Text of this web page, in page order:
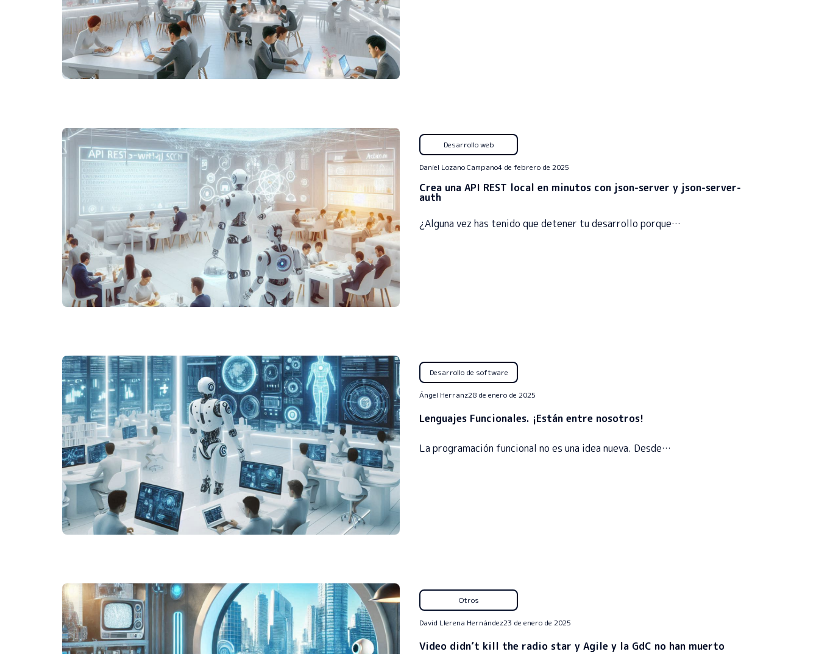
Desarrollo web
Daniel Lozano Campano4 de febrero de 2025
Crea una API REST local en minutos con json-server y json-server-
auth
¿Alguna vez has tenido que detener tu desarrollo porque…
Desarrollo de software
Ángel Herranz28 de enero de 2025
Lenguajes Funcionales. ¡Están entre nosotros!
La programación funcional no es una idea nueva. Desde…
Otros
David Llerena Hernández23 de enero de 2025
Video didn’t kill the radio star y Agile y la GdC no han muerto